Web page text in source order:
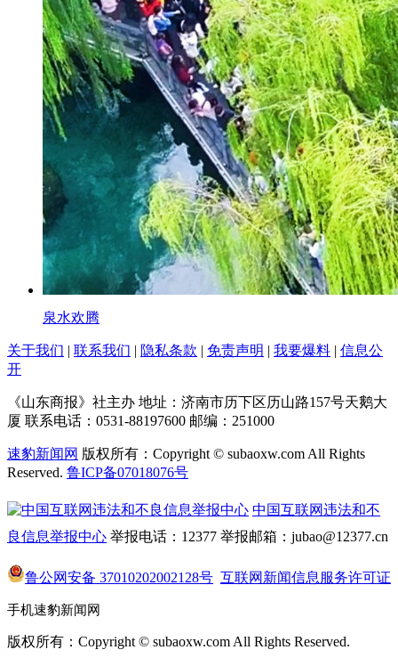
泉水欢腾
关于我们 | 联系我们 | 隐私条款 | 免责声明 | 我要爆料 | 信息公
开
《山东商报》社主办 地址：济南市历下区历山路157号天鹅大
厦 联系电话：0531-88197600 邮编：251000
速豹新闻网 版权所有：Copyright © subaoxw.com All Rights
Reserved. 鲁ICP备07018076号
中国互联网违法和不
良信息举报中心 举报电话：12377 举报邮箱：jubao@12377.cn
鲁公网安备 37010202002128号 互联网新闻信息服务许可证
手机速豹新闻网
版权所有：Copyright © subaoxw.com All Rights Reserved.